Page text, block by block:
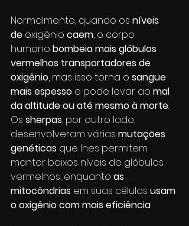
Normalmente, quando os níveis
de oxigênio caem, o corpo
humano bombeia mais glóbulos
vermelhos transportadores de
oxigênio, mas isso torna o sangue
mais espesso e pode levar ao mal
da altitude ou até mesmo à morte.
Os sherpas, por outro lado,
desenvolveram várias mutações
genéticas que lhes permitem
manter baixos níveis de glóbulos
vermelhos, enquanto as
mitocôndrias em suas células usam
o oxigênio com mais eficiência.